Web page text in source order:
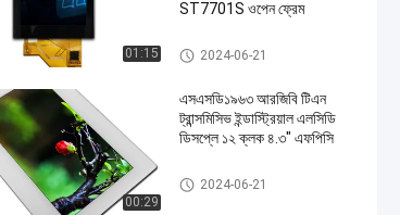
01:15
ST7701S ওপেন ফ্রেম
শিল্প এলসিডি ডিসপ্লে
2024-06-21
00:29
এসএসডি১৯৬৩ আরজিবি টিএন
ট্রান্সমিসিভ ইন্ডাস্ট্রিয়াল এলসিডি
ডিসপ্লে ১২ ক্লক ৪.৩" এফপিসি
শিল্প এলসিডি ডিসপ্লে
2024-06-21